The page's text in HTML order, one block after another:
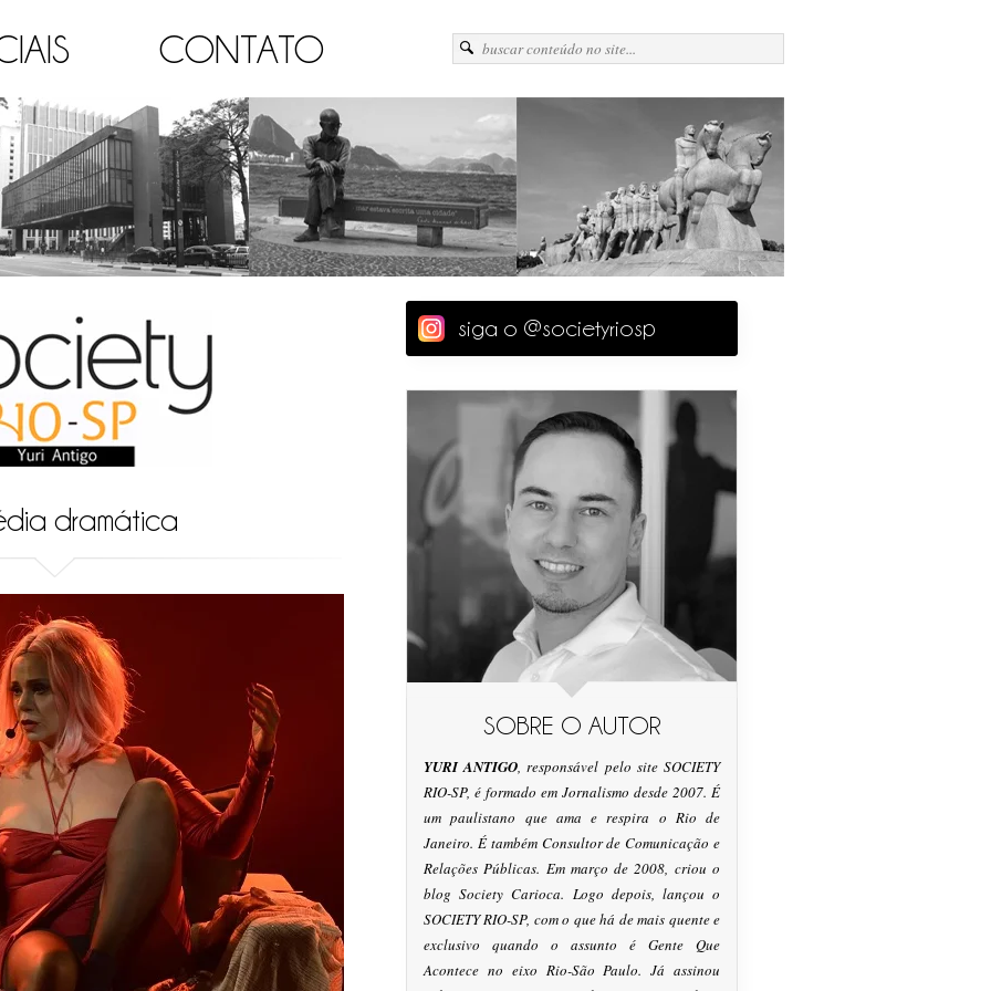
CONTATO
dramática
siga o @societyriosp
SOBRE O AUTOR
YURI ANTIGO, responsável pelo site SOCIETY
RIO-SP, é formado em Jornalismo desde 2007. É
um paulistano que ama e respira o Rio de
Janeiro. É também Consultor de Comunicação e
Relações Públicas. Em março de 2008, criou o
blog Society Carioca. Logo depois, lançou o
SOCIETY RIO-SP, com o que há de mais quente e
exclusivo quando o assunto é Gente Que
Acontece no eixo Rio-São Paulo. Já assinou